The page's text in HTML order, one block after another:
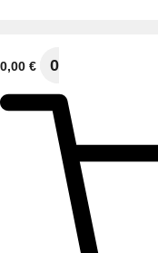
0,00 € 0